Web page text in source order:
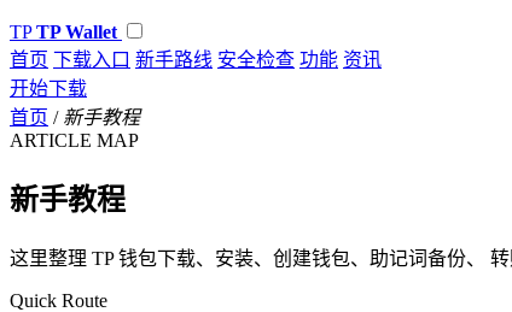
TP TP Wallet
首页 下载入口 新手路线 安全检查 功能 资讯
开始下载
首页 / 新手教程
ARTICLE MAP
新手教程
这里整理 TP 钱包下载、安装、创建钱包、助记词备份、
Quick Route